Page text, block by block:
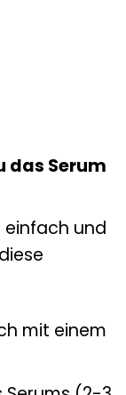
das Serum
einfach und
mit einem